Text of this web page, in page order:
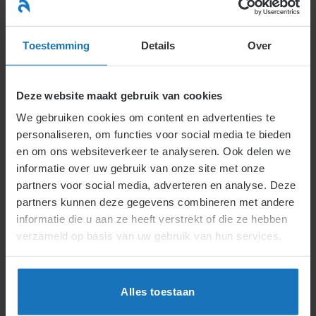
Toestemming Details Over
Deze website maakt gebruik van cookies
We gebruiken cookies om content en advertenties te
personaliseren, om functies voor social media te bieden
en om ons websiteverkeer te analyseren. Ook delen we
informatie over uw gebruik van onze site met onze
partners voor social media, adverteren en analyse. Deze
partners kunnen deze gegevens combineren met andere
informatie die u aan ze heeft verstrekt of die ze hebben
verzameld op basis van uw gebruik van hun services.
Alles toestaan
naar
inhoud
Kennisbank
Integrale aanpak